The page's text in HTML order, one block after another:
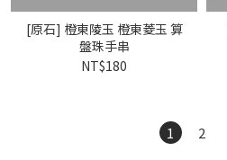
[原石] 橙東陵玉 橙東菱玉 算
盤珠手串
NT$180
1 2